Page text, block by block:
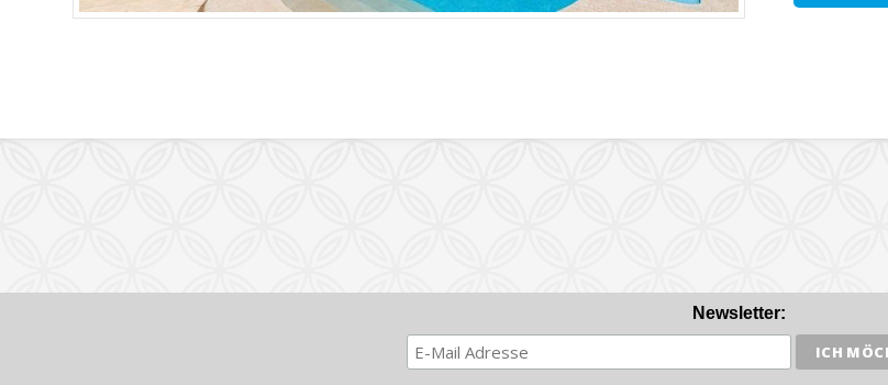
Newsletter: